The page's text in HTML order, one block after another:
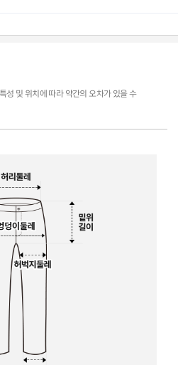
성 및 위치에 따라 약간의 오차가 있을 수